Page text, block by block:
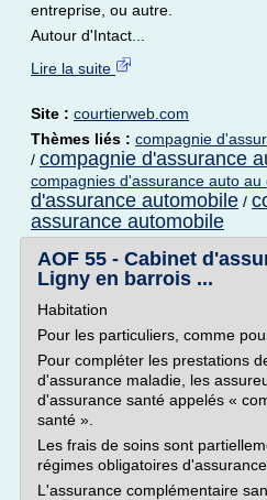
entreprise, ou autre.
Autour d'Intact...
Lire la suite
Site : courtierweb.com
Thèmes liés : compagnie
/ compagnie d'assurance
compagnies d'assurance auto au
d'assurance automobile /
assurance automobile
AOF 55 - Cabinet
Ligny en barrois ...
Habitation
Pour les particuliers, comme
Pour compléter les prestations
d'assurance maladie, les
d'assurance santé appelés «
santé ».
Les frais de soins sont
régimes obligatoires
L'assurance complémentaire